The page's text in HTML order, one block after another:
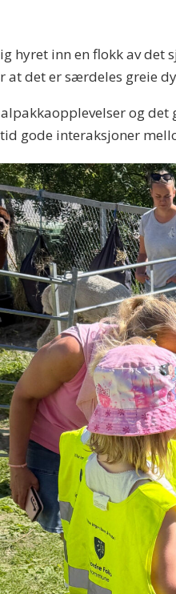
hyret inn en flokk av
det er særdeles greie
og
gode interaksjoner